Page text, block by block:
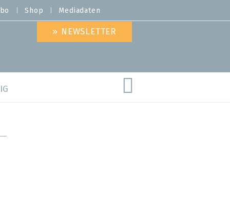
Shop Mediadaten
» NEWSLETTER